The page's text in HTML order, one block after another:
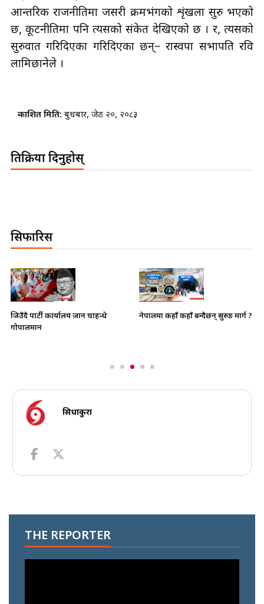
आन्तरिक राजनीतिमा जसरी क्रमभंगको शृंखला सुरु भएको
छ, कूटनीतिमा पनि त्यसको संकेत देखिएको छ । र, त्यसको
सुरुवात गरिदिएका गरिदिएका छन्– रास्वपा सभापति रवि
लामिछानेले ।
प्रकाशित मिति: बुधबार, जेठ २०, २०८३
प्रतिक्रिया दिनुहोस्
सिफारिस
जिउँदै पार्टी कार्यालय जान चाहन्थे
गोपालमान
नेपालमा कहाँ कहाँ बन्दैछन् सुरुङ मार्ग ?
सिधाकुरा
THE REPORTER